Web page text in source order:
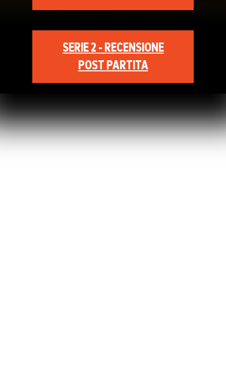
SERIE 2 - RECENSIONE
POST PARTITA